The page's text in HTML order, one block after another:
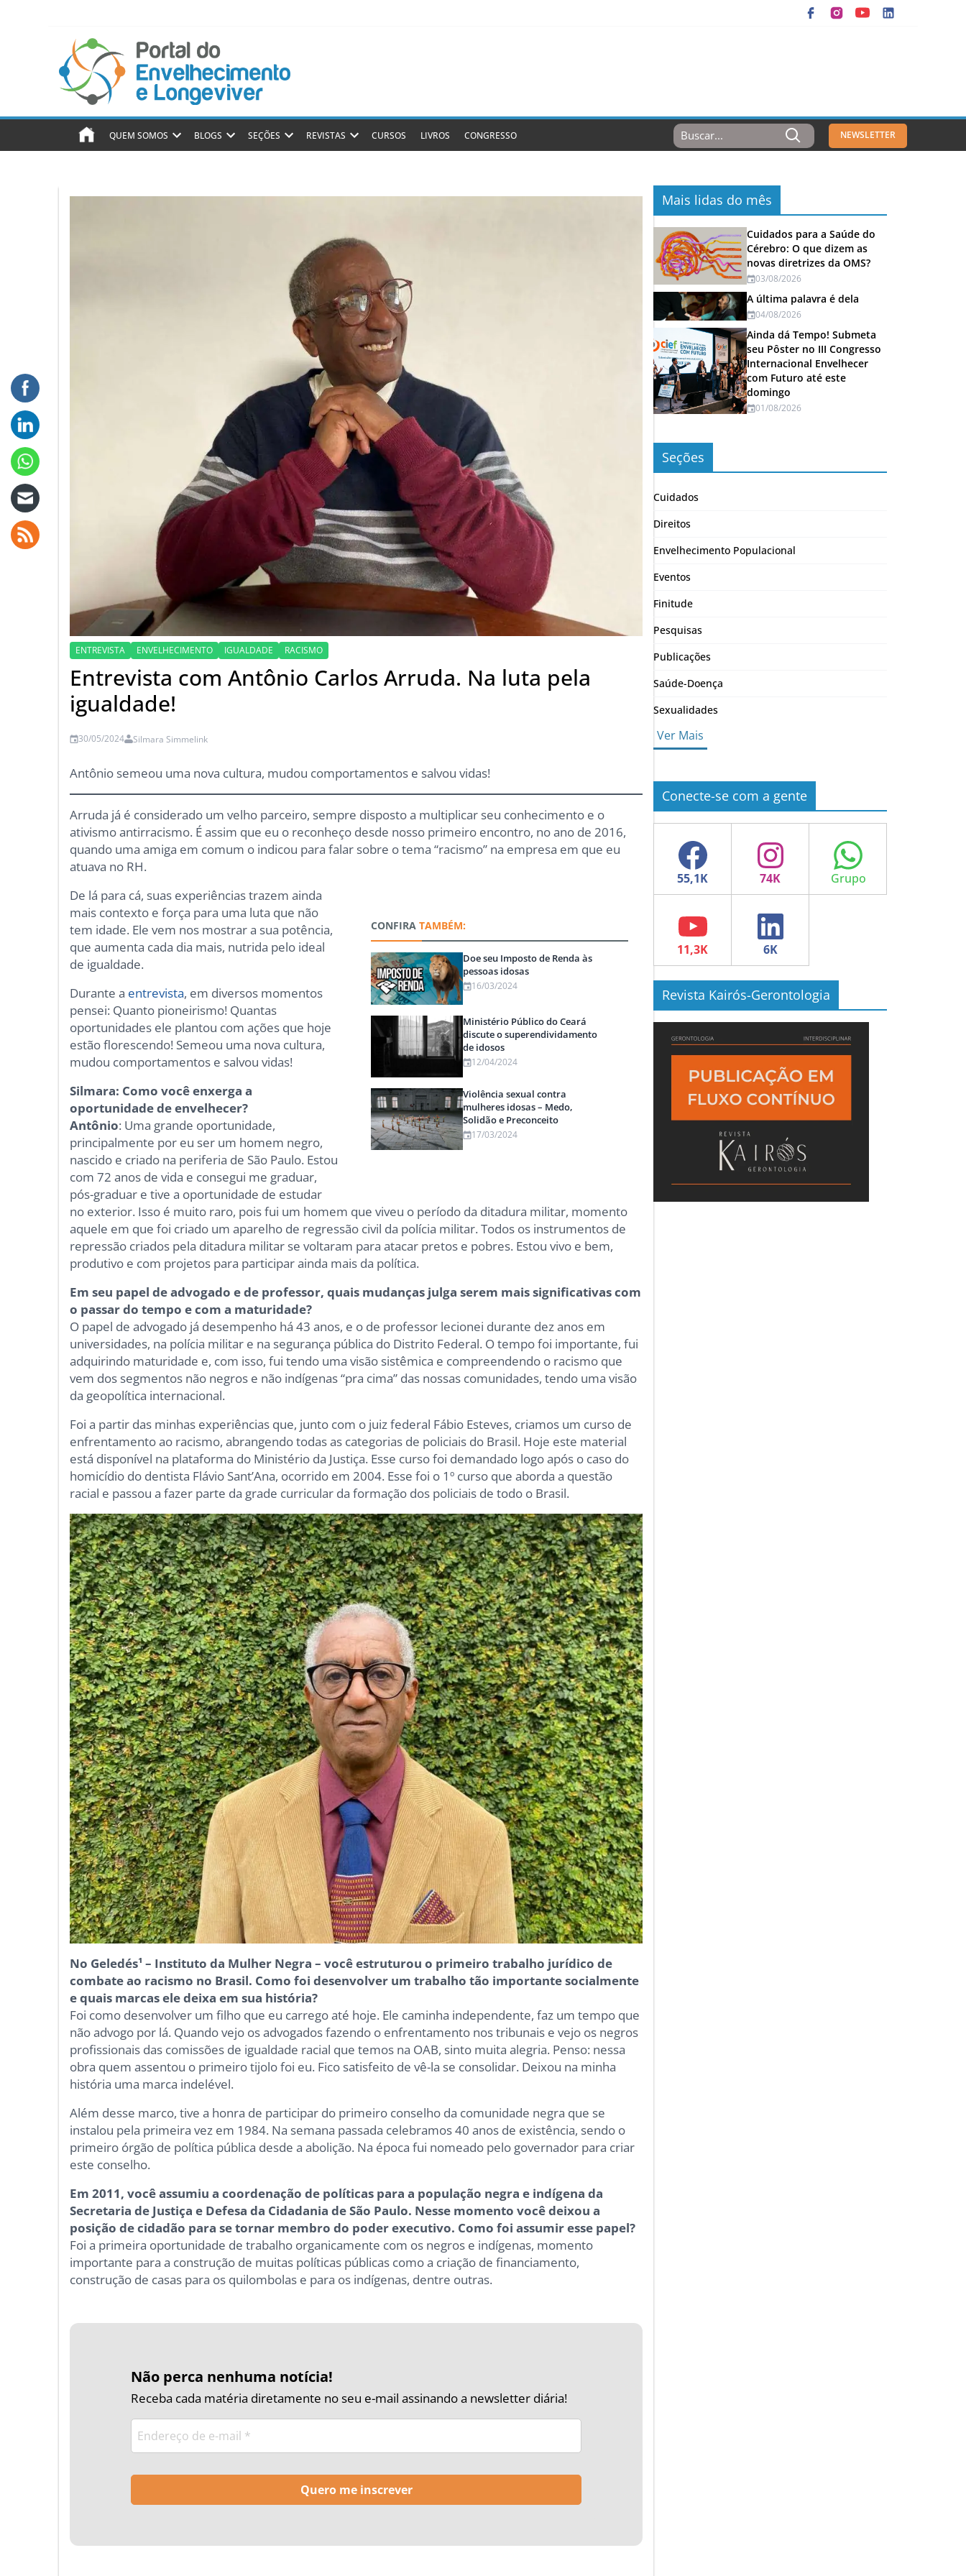
QUEM SOMOS BLOGS SEÇÕES REVISTAS CURSOS LIVROS CONGRESSO
Resultados
Para:
NEWSLETTER
ENTREVISTA ENVELHECIMENTO IGUALDADE RACISMO
Entrevista com Antônio Carlos Arruda. Na luta pela
igualdade!
30/05/2024 Silmara Simmelink
Antônio semeou uma nova cultura, mudou comportamentos e salvou vidas!
Arruda já é considerado um velho parceiro, sempre disposto a multiplicar seu conhecimento e o
ativismo antirracismo. É assim que eu o reconheço desde nosso primeiro encontro, no ano de 2016,
quando uma amiga em comum o indicou para falar sobre o tema “racismo” na empresa em que eu
atuava no RH.
CONFIRATAMBÉM:
Doe seu Imposto de Renda às
pessoas idosas
16/03/2024
Ministério Público do Ceará
discute o superendividamento
de idosos
12/04/2024
Violência sexual contra
mulheres idosas – Medo,
Solidão e Preconceito
17/03/2024
De lá para cá, suas experiências trazem ainda
mais contexto e força para uma luta que não
tem idade. Ele vem nos mostrar a sua potência,
que aumenta cada dia mais, nutrida pelo ideal
de igualdade.
Durante a entrevista, em diversos momentos
pensei: Quanto pioneirismo! Quantas
oportunidades ele plantou com ações que hoje
estão florescendo! Semeou uma nova cultura,
mudou comportamentos e salvou vidas!
Silmara: Como você enxerga a
oportunidade de envelhecer?
Antônio: Uma grande oportunidade,
principalmente por eu ser um homem negro,
nascido e criado na periferia de São Paulo. Estou
com 72 anos de vida e consegui me graduar,
pós-graduar e tive a oportunidade de estudar
no exterior. Isso é muito raro, pois fui um homem que viveu o período da ditadura militar, momento
aquele em que foi criado um aparelho de regressão civil da polícia militar. Todos os instrumentos de
repressão criados pela ditadura militar se voltaram para atacar pretos e pobres. Estou vivo e bem,
produtivo e com projetos para participar ainda mais da política.
Em seu papel de advogado e de professor, quais mudanças julga serem mais significativas com
o passar do tempo e com a maturidade?
O papel de advogado já desempenho há 43 anos, e o de professor lecionei durante dez anos em
universidades, na polícia militar e na segurança pública do Distrito Federal. O tempo foi importante, fui
adquirindo maturidade e, com isso, fui tendo uma visão sistêmica e compreendendo o racismo que
vem dos segmentos não negros e não indígenas “pra cima” das nossas comunidades, tendo uma visão
da geopolítica internacional.
Foi a partir das minhas experiências que, junto com o juiz federal Fábio Esteves, criamos um curso de
enfrentamento ao racismo, abrangendo todas as categorias de policiais do Brasil. Hoje este material
está disponível na plataforma do Ministério da Justiça. Esse curso foi demandado logo após o caso do
homicídio do dentista Flávio Sant’Ana, ocorrido em 2004. Esse foi o 1º curso que aborda a questão
racial e passou a fazer parte da grade curricular da formação dos policiais de todo o Brasil.
No Geledés¹ – Instituto da Mulher Negra – você estruturou o primeiro trabalho jurídico de
combate ao racismo no Brasil. Como foi desenvolver um trabalho tão importante socialmente
e quais marcas ele deixa em sua história?
Foi como desenvolver um filho que eu carrego até hoje. Ele caminha independente, faz um tempo que
não advogo por lá. Quando vejo os advogados fazendo o enfrentamento nos tribunais e vejo os negros
profissionais das comissões de igualdade racial que temos na OAB, sinto muita alegria. Penso: nessa
obra quem assentou o primeiro tijolo foi eu. Fico satisfeito de vê-la se consolidar. Deixou na minha
história uma marca indelével.
Além desse marco, tive a honra de participar do primeiro conselho da comunidade negra que se
instalou pela primeira vez em 1984. Na semana passada celebramos 40 anos de existência, sendo o
primeiro órgão de política pública desde a abolição. Na época fui nomeado pelo governador para criar
este conselho.
Em 2011, você assumiu a coordenação de políticas para a população negra e indígena da
Secretaria de Justiça e Defesa da Cidadania de São Paulo. Nesse momento você deixou a
posição de cidadão para se tornar membro do poder executivo. Como foi assumir esse papel?
Foi a primeira oportunidade de trabalho organicamente com os negros e indígenas, momento
importante para a construção de muitas políticas públicas como a criação de financiamento,
construção de casas para os quilombolas e para os indígenas, dentre outras.
Não perca nenhuma notícia!
Receba cada matéria diretamente no seu e-mail assinando a newsletter diária!
Mais lidas do mês
Cuidados para a Saúde do
Cérebro: O que dizem as
novas diretrizes da OMS?
03/08/2026
A última palavra é dela
04/08/2026
Ainda dá Tempo! Submeta
seu Pôster no III Congresso
Internacional Envelhecer
com Futuro até este
domingo
01/08/2026
Seções
Cuidados
Direitos
Envelhecimento Populacional
Eventos
Finitude
Pesquisas
Publicações
Saúde-Doença
Sexualidades
Ver Mais
Conecte-se com a gente
Facebook Instagram WhatsApp
YouTube LinkedIn
Revista Kairós-Gerontologia